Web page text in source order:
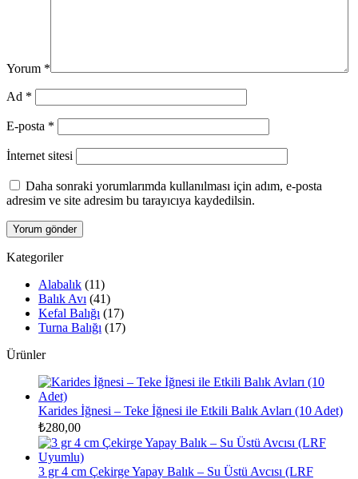
Yorum *
Ad *
E-posta *
İnternet sitesi
Daha sonraki yorumlarımda kullanılması için adım, e-posta
adresim ve site adresim bu tarayıcıya kaydedilsin.
Kategoriler
Alabalık (11)
Balık Avı (41)
Kefal Balığı (17)
Turna Balığı (17)
Ürünler
Karides İğnesi – Teke İğnesi ile Etkili Balık Avları (10 Adet)
₺280,00
3 gr 4 cm Çekirge Yapay Balık – Su Üstü Avcısı (LRF